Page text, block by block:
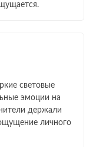
световые
эмоции на
держали
личного